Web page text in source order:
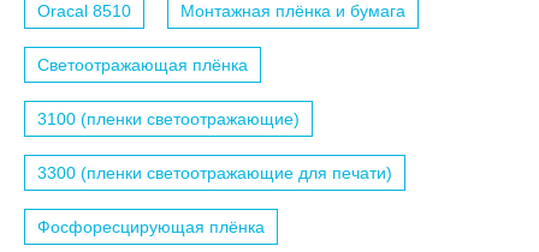
Oracal 8510 Монтажная плёнка и бумага
Светоотражающая плёнка
3100 (пленки светоотражающие)
3300 (пленки светоотражающие для печати)
Фосфоресцирующая плёнка